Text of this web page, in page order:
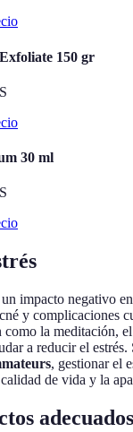
150 gr
30 ml
impacto negativo
y complicaciones
como la meditación,
a reducir el
, gestionar el
de vida y la
adecuados